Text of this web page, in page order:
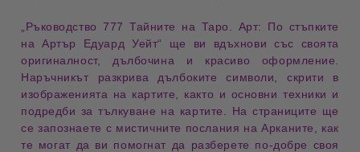
Ръководство 777 Тайните на Таро. Арт: По стъпките
на Артър Едуард Уейт“ ще ви вдъхнови със своята
оригиналност, дълбочина и красиво оформление
Наръчникът разкрива дълбоките символи , скрити в
изображенията на картите, както и основни техники и
подредби за тълкуване на картите. На страниците ще
се запознаете с мистичните послания на Арканите, как
те могат да ви помогнат да разберете по-добре своя